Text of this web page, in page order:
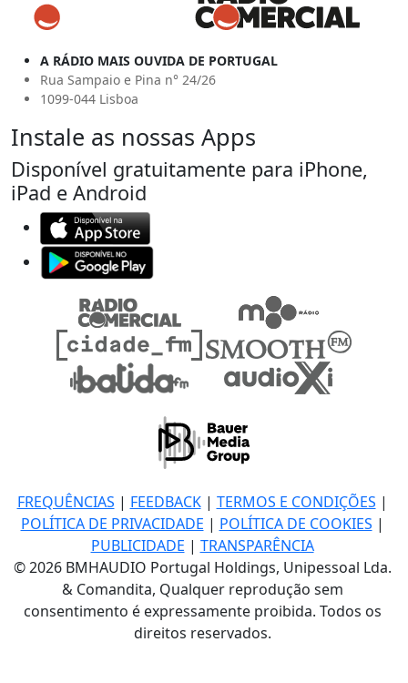
A RÁDIO MAIS OUVIDA DE PORTUGAL
Rua Sampaio e Pina n° 24/26
1099-044 Lisboa
Instale as nossas Apps
Disponível gratuitamente para iPhone,
iPad e Android
FREQUÊNCIAS | FEEDBACK| TERMOS E CONDIÇÕES |
POLÍTICA DE PRIVACIDADE | POLÍTICA DE COOKIES |
PUBLICIDADE | TRANSPARÊNCIA
© 2026 BMHAUDIO Portugal Holdings, Unipessoal Lda.
& Comandita, Qualquer reprodução sem
consentimento é expressamente proibida. Todos os
direitos reservados.